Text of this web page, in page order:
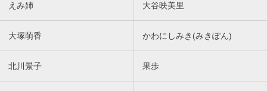
えみ姉 大谷映美里
大塚萌香 かわにしみき(みきぽん)
北川景子 果歩